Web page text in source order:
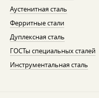
Аустенитная сталь
Ферритные стали
Дуплексная сталь
ГОСТы специальных сталей
Инструментальная сталь